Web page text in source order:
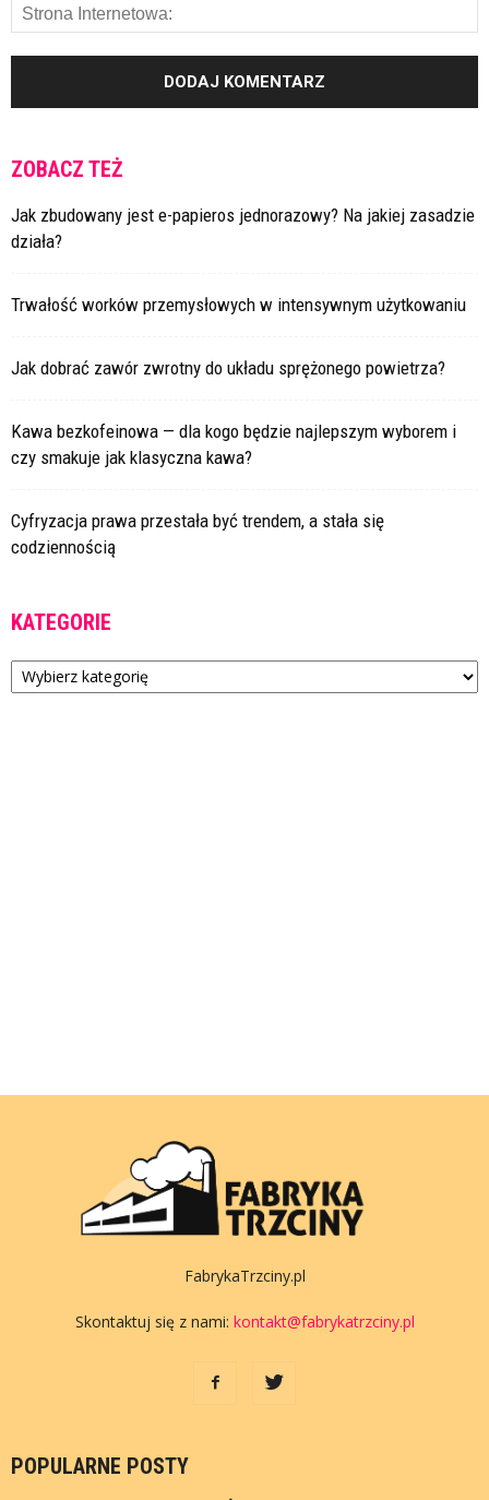
ZOBACZ TEŻ
Jak zbudowany jest e-papieros jednorazowy? Na jakiej zasadzie
działa?
Trwałość worków przemysłowych w intensywnym użytkowaniu
Jak dobrać zawór zwrotny do układu sprężonego powietrza?
Kawa bezkofeinowa — dla kogo będzie najlepszym wyborem i
czy smakuje jak klasyczna kawa?
Cyfryzacja prawa przestała być trendem, a stała się
codziennością
KATEGORIE
Kategorie
FabrykaTrzciny.pl
Skontaktuj się z nami: kontakt@fabrykatrzciny.pl
POPULARNE POSTY